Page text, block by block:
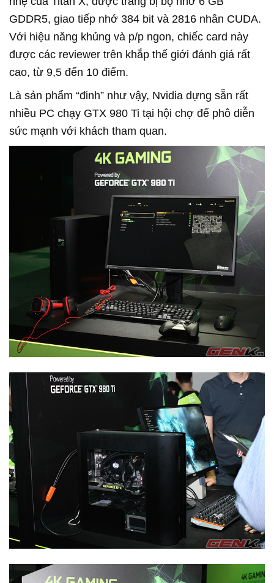
GDDR5, giao tiếp nhớ 384 bit và 2816 nhân CUDA.
Với hiệu năng khủng và p/p ngon, chiếc card này
được các reviewer trên khắp thế giới đánh giá rất
cao, từ 9,5 đến 10 điểm.
Là sản phẩm “đinh” như vậy, Nvidia dựng sẵn rất
nhiều PC chạy GTX 980 Ti tại hội chợ để phô diễn
sức mạnh với khách tham quan.